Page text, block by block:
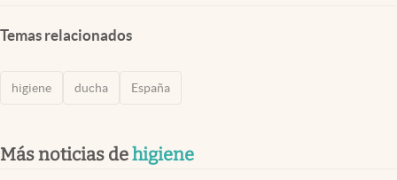
Temas relacionados
higiene ducha España
Más noticias dehigiene